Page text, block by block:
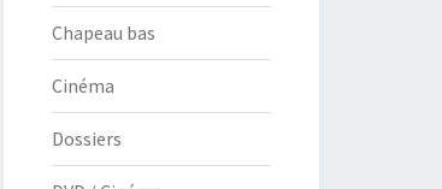
Chapeau bas
Cinéma
Dossiers